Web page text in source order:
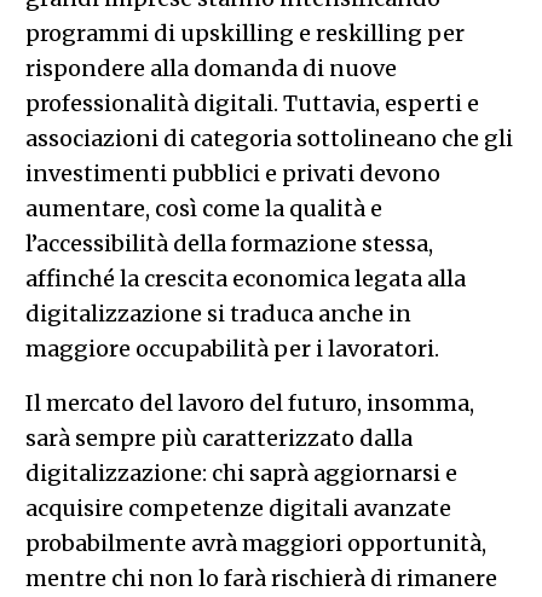
programmi di upskilling e reskilling per
rispondere alla domanda di nuove
professionalità digitali. Tuttavia, esperti e
associazioni di categoria sottolineano che gli
investimenti pubblici e privati devono
aumentare, così come la qualità e
l’accessibilità della formazione stessa,
affinché la crescita economica legata alla
digitalizzazione si traduca anche in
maggiore occupabilità per i lavoratori.
Il mercato del lavoro del futuro, insomma,
sarà sempre più caratterizzato dalla
digitalizzazione: chi saprà aggiornarsi e
acquisire competenze digitali avanzate
probabilmente avrà maggiori opportunità,
mentre chi non lo farà rischierà di rimanere